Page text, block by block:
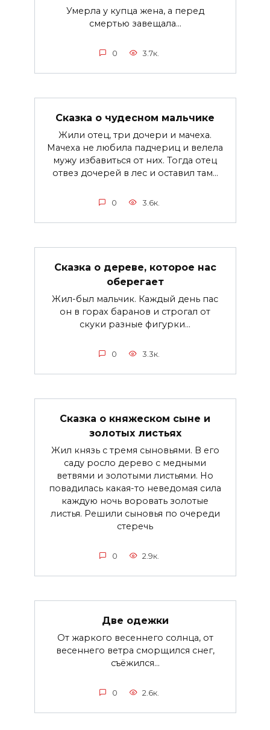
Умерла у купца жена, а перед
смертью завещала...
0 3.7к.
Сказка о чудесном мальчике
Жили отец, три дочери и мачеха.
Мачеха не любила падчериц и велела
мужу избавиться от них. Тогда отец
отвез дочерей в лес и оставил там…
0 3.6к.
Сказка о дереве, которое нас
оберегает
Жил-был мальчик. Каждый день пас
он в горах баранов и строгал от
скуки разные фигурки...
0 3.3к.
Сказка о княжеском сыне и
золотых листьях
Жил князь с тремя сыновьями. В его
саду росло дерево с медными
ветвями и золотыми листьями. Но
повадилась какая-то неведомая сила
каждую ночь воровать золотые
листья. Решили сыновья по очереди
стеречь
0 2.9к.
Две одежки
От жаркого весеннего солнца, от
весеннего ветра сморщился снег,
съёжился...
0 2.6к.